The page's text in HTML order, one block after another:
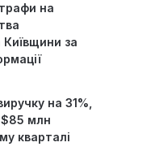
на
за
на 31%,
$85 млн
кварталі